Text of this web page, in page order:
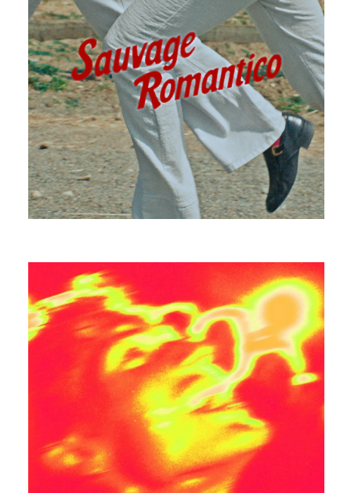
EDOUARD BIELLE
DEEP BREATH FEAT. GOLDIE B